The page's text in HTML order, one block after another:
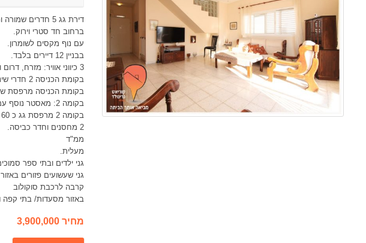
דירת גג 5 חדרים שמורה ומקסימה,
ברחוב חד סטרי וירוק.
עם נוף מקסים לשומרון.
בבניין 12 דיירים בלבד.
3 כיווני אוויר: מזרח, דרום וצפון.
בקומת הכניסה 2 חדרי שינה ו 2 שירותים ומקלחת.
בקומת הכניסה מרפסת
בקומה 2: מאסטר נוסף עם שירותים ומקלחת צמודים + חדר משפחה.
בקומה 2 מרפסת גג כ 60 מ"ר.
2 מחסנים וחדר כביסה.
ממ"ד
מעלית.
גני ילדים ובתי ספר
גני שעשועים פזורים
קרבה לרכבת סוקולוב
באזור מסעדות/ בתי קפה
מחיר 3,900,000